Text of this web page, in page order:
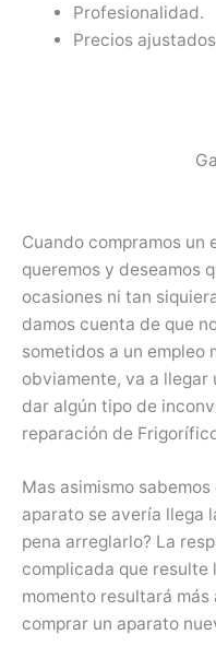
Profesionalidad.
Precios
Cuando compramos
queremos y deseamos
ocasiones ni tan
damos cuenta de que
sometidos a un empleo
obviamente, va a llegar
dar algún tipo de
reparación de
Mas asimismo
aparato se avería llega
pena arreglarlo? La
complicada que resulte
momento resultará
comprar un aparato